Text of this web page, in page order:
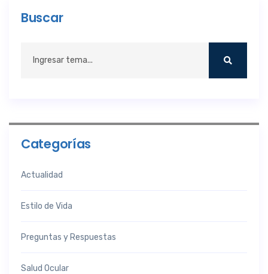
Buscar
Categorías
Actualidad
Estilo de Vida
Preguntas y Respuestas
Salud Ocular